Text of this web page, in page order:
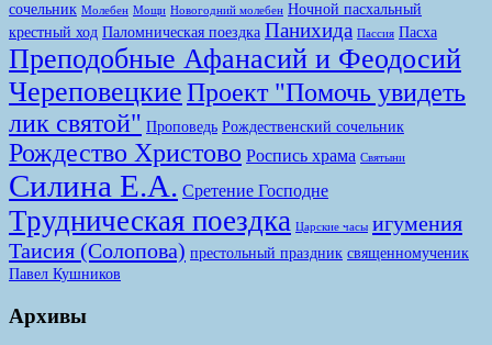
сочельник Молебен Мощи Новогодний молебен Ночной пасхальный
крестный ход Паломническая поездка Панихида Пассия Пасха
Преподобные Афанасий и Феодосий
ЧереповецкиеПроект "Помочь увидеть
лик святой" Проповедь Рождественский сочельник
Рождество Христово Роспись храма Святыни
Силина Е.А. Сретение Господне
Трудническая поездка Царские часы игумения
Таисия (Солопова) престольный праздник священномученик
Павел Кушников
Архивы